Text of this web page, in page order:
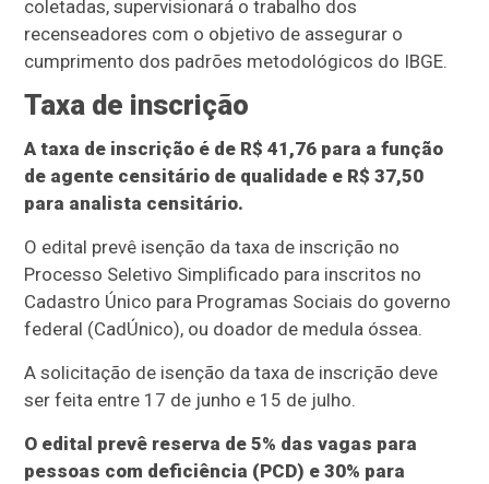
coletadas, supervisionará o trabalho dos
recenseadores com o objetivo de assegurar o
cumprimento dos padrões metodológicos do IBGE.
Taxa de inscrição
A taxa de inscrição é de R$ 41,76 para a função
de agente censitário de qualidade e R$ 37,50
para analista censitário.
O edital prevê isenção da taxa de inscrição no
Processo Seletivo Simplificado para inscritos no
Cadastro Único para Programas Sociais do governo
federal (CadÚnico), ou doador de medula óssea.
A solicitação de isenção da taxa de inscrição deve
ser feita entre 17 de junho e 15 de julho.
O edital prevê reserva de 5% das vagas para
pessoas com deficiência (PCD) e 30% para